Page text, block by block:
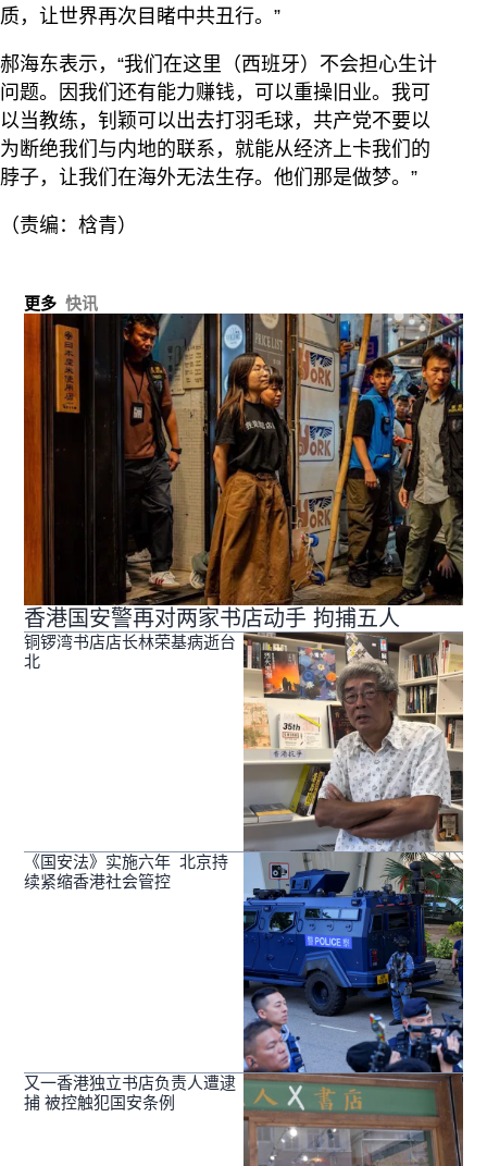
质，让世界再次目睹中共丑行。”
郝海东表示，“我们在这里（西班牙）不会担心生计
问题。因我们还有能力赚钱，可以重操旧业。我可
以当教练，钊颖可以出去打羽毛球，共产党不要以
为断绝我们与内地的联系，就能从经济上卡我们的
脖子，让我们在海外无法生存。他们那是做梦。”
（责编：梒青）
更多 快讯
香港国安警再对两家书店动手 拘捕五人
铜锣湾书店店长林荣基病逝台
北
《国安法》实施六年 北京持
续紧缩香港社会管控
又一香港独立书店负责人遭逮
捕 被控触犯国安条例